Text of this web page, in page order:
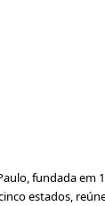
fundada em
estados,